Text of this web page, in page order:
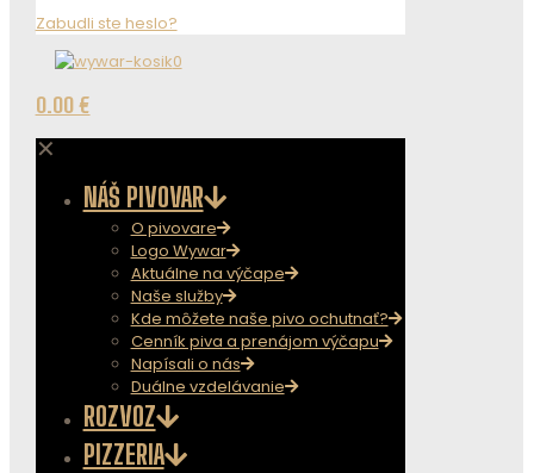
Zabudli ste heslo?
0
0.00 €
✕
NÁŠ PIVOVAR
O pivovare
Logo Wywar
Aktuálne na výčape
Naše služby
Kde môžete naše pivo ochutnať?
Cenník piva a prenájom výčapu
Napísali o nás
Duálne vzdelávanie
ROZVOZ
PIZZERIA